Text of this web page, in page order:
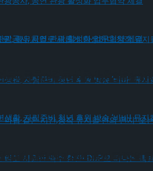
공사, 공연 관광 활성화 업무협약
생활, 자립준비 청년 후원 방송 ‘비
광공사, 공연 관광 활성화 업무협약
생활, 자립준비 청년 후원 방송 ‘
로’, 록뮤지컬로 새롭게 탄생하다.
마법 같은 시간,창작 뮤지컬’연의